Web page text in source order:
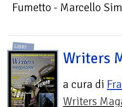
Fumetto - Marcello
LIBRI
Writers
a cura di
Writers